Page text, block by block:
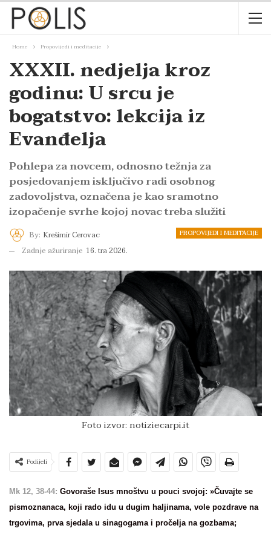
Home Propovijedi i meditacije
XXXII. nedjelja kroz
godinu: U srcu je
bogatstvo: lekcija iz
Evanđelja
Pohlepa za novcem, odnosno težnja za
posjedovanjem isključivo radi osobnog
zadovoljstva, označena je kao sramotno
izopačenje svrhe kojoj novac treba služiti
PROPOVIJEDI I MEDITACIJE
By: Krešimir Cerovac
Zadnje ažuriranje 16. tra 2026.
Foto izvor: notiziecarpi.it
Podijeli
Mk 12, 38-44: Govoraše Isus mnoštvu u pouci svojoj: »Čuvajte se
pismoznanaca, koji rado idu u dugim haljinama, vole pozdrave na
trgovima, prva sjedala u sinagogama i pročelja na gozbama;